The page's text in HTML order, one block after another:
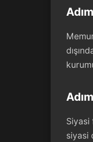
Siyasi
siyasi